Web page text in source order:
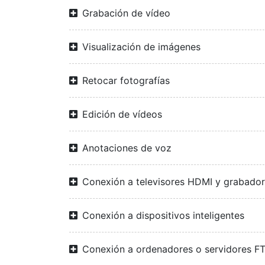
Grabación de vídeo
Visualización de imágenes
Retocar fotografías
Edición de vídeos
Anotaciones de voz
Conexión a televisores HDMI y
Conexión a dispositivos inteligentes
Conexión a ordenadores o servidores